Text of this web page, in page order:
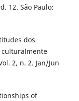
12. São Paulo:
dos
culturalmente
2, n. 2. Jan/Jun
of